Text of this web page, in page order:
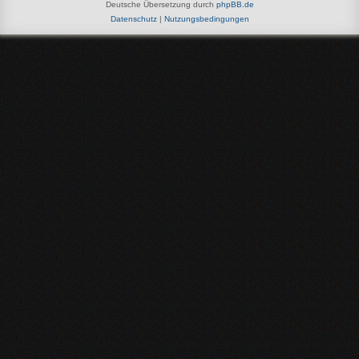
Deutsche Übersetzung durch phpBB.de
Datenschutz| Nutzungsbedingungen